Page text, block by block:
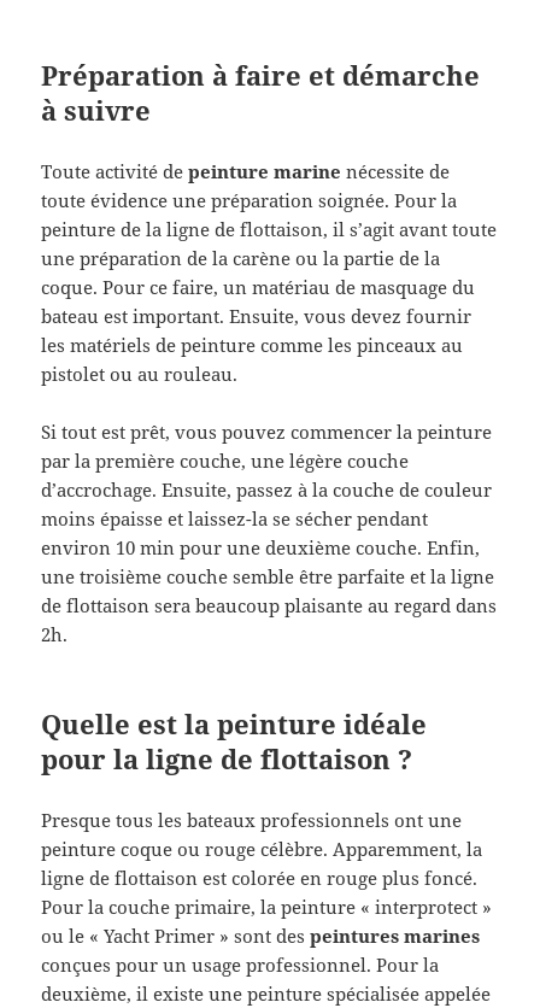
Préparation à faire et démarche
à suivre
Toute activité depeinture marine nécessite de
toute évidence une préparation soignée. Pour la
peinture de la ligne de flottaison, il s’agit avant toute
une préparation de la carène ou la partie de la
coque. Pour ce faire, un matériau de masquage du
bateau est important. Ensuite, vous devez fournir
les matériels de peinture comme les pinceaux au
pistolet ou au rouleau.
Si tout est prêt, vous pouvez commencer la peinture
par la première couche, une légère couche
d’accrochage. Ensuite, passez à la couche de couleur
moins épaisse et laissez-la se sécher pendant
environ 10 min pour une deuxième couche. Enfin,
une troisième couche semble être parfaite et la ligne
de flottaison sera beaucoup plaisante au regard dans
2h.
Quelle est la peinture idéale
pour la ligne de flottaison ?
Presque tous les bateaux professionnels ont une
peinture coque ou rouge célèbre. Apparemment, la
ligne de flottaison est colorée en rouge plus foncé.
Pour la couche primaire, la peinture « interprotect »
ou le « Yacht Primer » sont despeintures marines
conçues pour un usage professionnel. Pour la
deuxième, il existe une peinture spécialisée appelée